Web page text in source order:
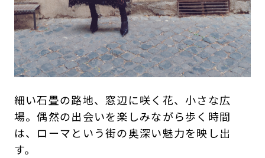
細い石畳の路地、窓辺に咲く花、小さな広
場。偶然の出会いを楽しみながら歩く時間
は、ローマという街の奥深い魅力を映し出
す。